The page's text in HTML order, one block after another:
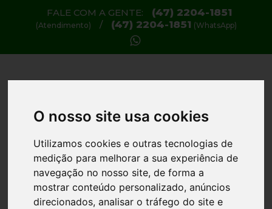
O nosso site usa cookies
Utilizamos cookies e outras tecnologias de
medição para melhorar a sua experiência de
navegação no nosso site, de forma a
mostrar conteúdo personalizado, anúncios
direcionados, analisar o tráfego do site e
FALE COM A GENTE: (47) 2204-1851
(Atendimento) / (47) 2204-1851 (WhatsApp)
TARIFAS / PREÇOS